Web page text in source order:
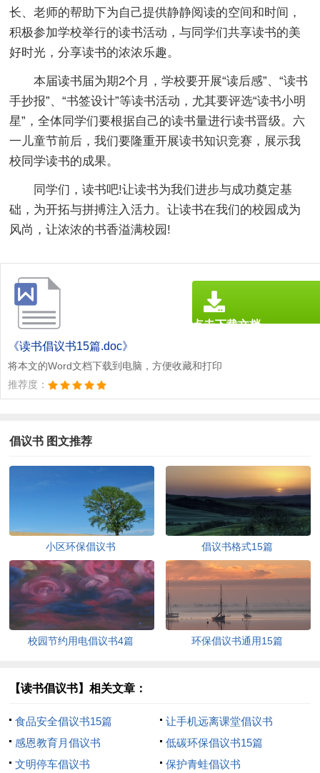
长、老师的帮助下为自己提供静静阅读的空间和时间，
积极参加学校举行的读书活动，与同学们共享读书的美
好时光，分享读书的浓浓乐趣。
本届读书届为期2个月，学校要开展“读后感”、“读书
手抄报”、“书签设计”等读书活动，尤其要评选“读书小明
星”，全体同学们要根据自己的读书量进行读书晋级。六
一儿童节前后，我们要隆重开展读书知识竞赛，展示我
校同学读书的成果。
同学们，读书吧!让读书为我们进步与成功奠定基
础，为开拓与拼搏注入活力。让读书在我们的校园成为
风尚，让浓浓的书香溢满校园!
《读书倡议书15篇.doc》
将本文的Word文档下载到电脑，方便收藏和打印
推荐度：
点击下载文档
倡议书 图文推荐
小区环保倡议书 倡议书格式15篇
校园节约用电倡议书4篇 环保倡议书通用15篇
【读书倡议书】相关文章：
食品安全倡议书15篇
让手机远离课堂倡议书
感恩教育月倡议书
低碳环保倡议书15篇
文明停车倡议书
保护青蛙倡议书